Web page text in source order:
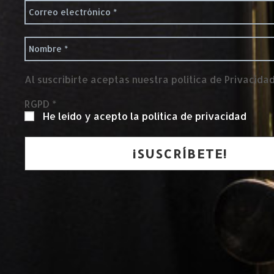
Al suscribirte aceptas nuestra política de
RGPD *
He leído y acepto la política de privacidad